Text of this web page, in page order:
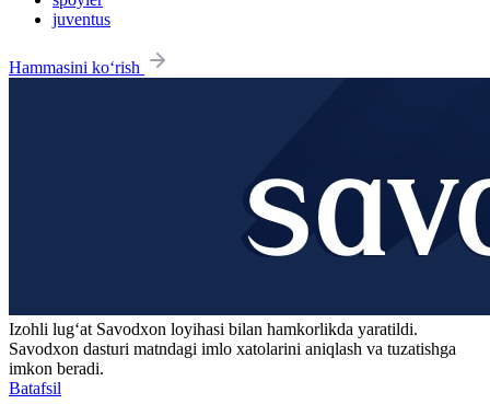
juventus
Hammasini ko‘rish
Izohli lugʻat Savodxon loyihasi bilan hamkorlikda yaratildi.
Savodxon dasturi matndagi imlo xatolarini aniqlash va tuzatishga
imkon beradi.
Batafsil